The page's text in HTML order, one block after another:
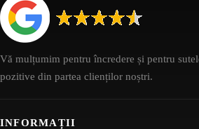
Vă mulțumim pentru încredere și pentru
pozitive din partea clienților noștri.
INFORMAȚII